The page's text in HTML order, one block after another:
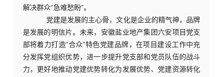
解决群众“急难愁盼”。
党建是发展的主心骨，文化是企业的精气神，品牌
是发展的明信片。未来， 安徽盐业地产集团六安项目 党支
部将着力打造“合众”特色党建品牌，在项目建设工作中充
分发挥党组织优势，进一步提升党支部和党员队伍的战斗
力，更好地推动党建优势转化为发展优势、党建资源转化